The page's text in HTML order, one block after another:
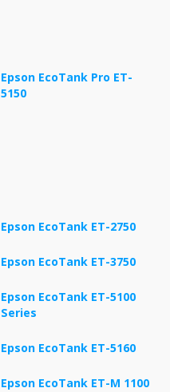
Epson EcoTank Pro ET-
5150
Epson EcoTank ET-2750
Epson EcoTank ET-3750
Epson EcoTank ET-5100
Series
Epson EcoTank ET-5160
Epson EcoTank ET-M 1100